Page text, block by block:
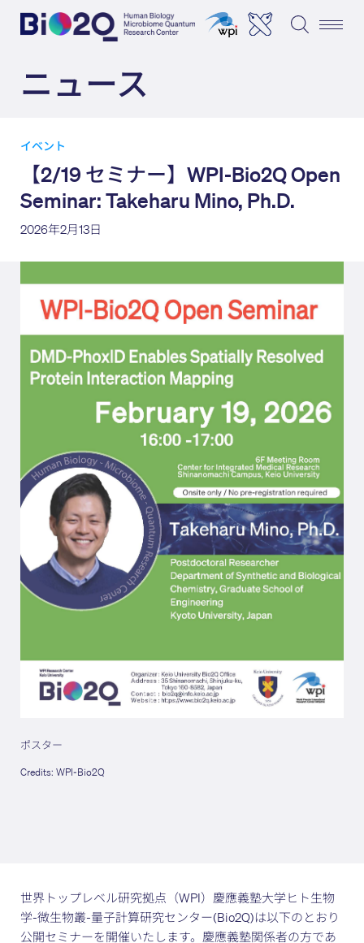
ニュース
イベント
【2/19 セミナー】WPI-Bio2Q Open
Seminar: Takeharu Mino, Ph.D.
2026年2月13日
ポスター
Credits: WPI-Bio2Q
世界トップレベル研究拠点（WPI）慶應義塾大学ヒト生物
学-微生物叢-量子計算研究センター(Bio2Q)は以下のとおり
公開セミナーを開催いたします。慶應義塾関係者の方であ